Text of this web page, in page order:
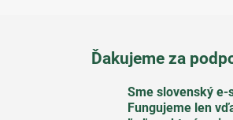
Ďakujeme za
Sme slovenský e-
Fungujeme len